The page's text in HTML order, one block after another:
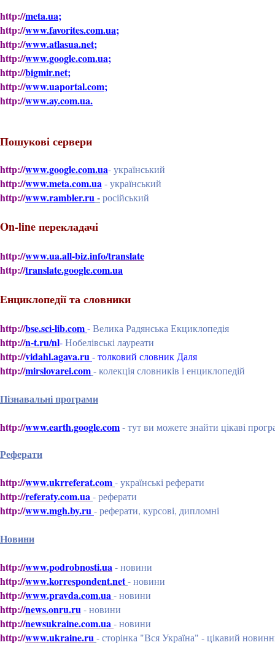
http://meta.ua;
http://www.favorites.com.ua;
http://www.atlasua.net;
http://www.google.com.ua;
http://bigmir.net;
http://www.uaportal.com;
http://www.ay.com.ua.
Пошукові сервери
http://www.google.com.ua- український
http://www.meta.com.ua- український
http://www.rambler.ru-російський
On-line перекладачі
http://www.ua.all-biz.info/translate
http://translate.google.com.ua
Енциклопедії та словники
http://bse.sci-lib.com-Велика Радянська Екциклопедія
http://n-t.ru/nl-Нобелівські лауреати
http://vidahl.agava.ru- толковий словник Даля
http://mirslovarei.com-колекція словників і енциклопедій
Пізнавальні програми
http://www.earth.google.com- тут ви можете знайти цікаві
Реферати
http://www.ukrreferat.com- українські реферати
http://referaty.com.ua- реферати
http://www.mgh.by.ru- реферати, курсові, дипломні
Новини
http://www.podrobnosti.ua- новини
http://www.korrespondent.net- новини
http://www.pravda.com.ua- новини
http://news.onru.ru- новини
http://newsukraine.com.ua- новини
http://www.ukraine.ru- сторінка "Вся Україна" - цікавий